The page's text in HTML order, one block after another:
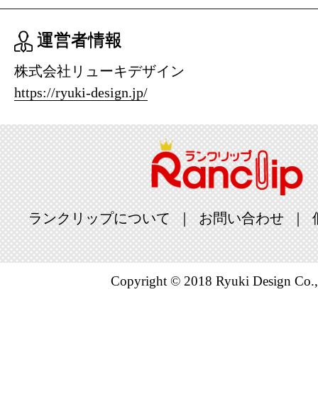
運営者情報
株式会社リューキデザイン
https://ryuki-design.jp/
ランクリップについて お問い合わせ
Copyright © 2018 Ryuki Design